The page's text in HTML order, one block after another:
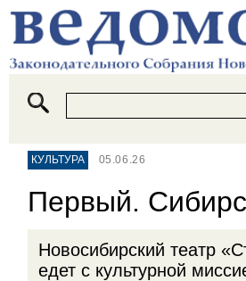
КУЛЬТУРА 05.06.26
Первый.
Новосибирский театр
едет с культурной